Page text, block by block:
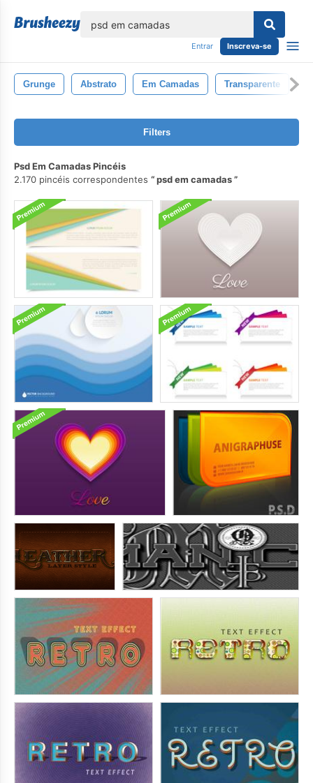
Entrar Inscreva-se
Grunge Abstrato Em Camadas Transparente
Filters
Psd Em Camadas Pincéis
2.170 pincéis correspondentes
psd em camadas